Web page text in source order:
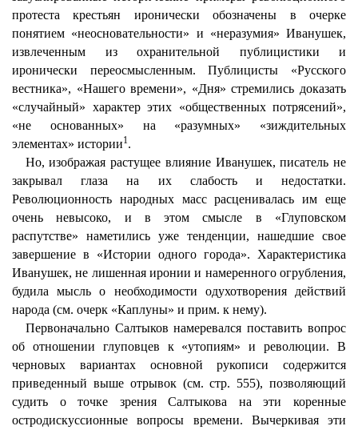
протеста крестьян иронически обозначены в очерке
понятием «неосновательности» и «неразумия» Иванушек,
извлеченным из охранительной публицистики и
иронически переосмысленным. Публицисты «Русского
вестника», «Нашего времени», «Дня» стремились доказать
«случайный» характер этих «общественных потрясений»,
«не основанных» на «разумных» «зиждительных
элементах» истории1.
Но, изображая растущее влияние Иванушек, писатель не
закрывал глаза на их слабость и недостатки.
Революционность народных масс расценивалась им еще
очень невысоко, и в этом смысле в «Глуповском
распутстве» наметились уже тенденции, нашедшие свое
завершение в «Истории одного города». Характеристика
Иванушек, не лишенная иронии и намеренного огрубления,
будила мысль о необходимости одухотворения действий
народа (см. очерк «Каплуны» и прим. к нему).
Первоначально Салтыков намеревался поставить вопрос
об отношении глуповцев к «утопиям» и революции. В
черновых вариантах основной рукописи содержится
приведенный выше отрывок (см. стр. 555), позволяющий
судить о точке зрения Салтыкова на эти коренные
остродискуссионные вопросы времени. Вычеркивая эти